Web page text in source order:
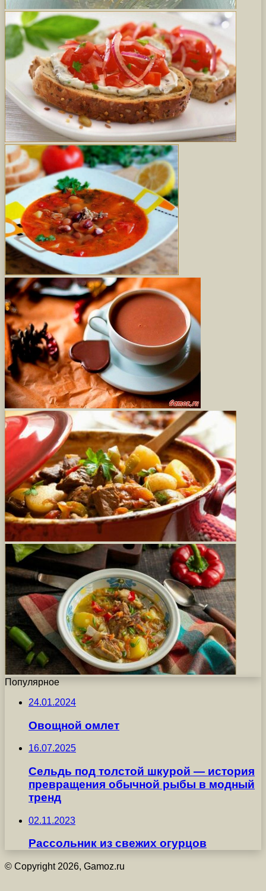
Популярное
24.01.2024
Овощной омлет
16.07.2025
Сельдь под толстой шкурой — история
превращения обычной рыбы в модный
тренд
02.11.2023
Рассольник из свежих огурцов
© Copyright 2026, Gamoz.ru